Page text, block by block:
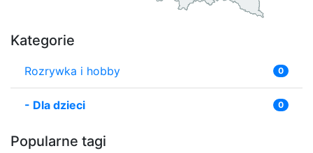
Kategorie
Rozrywka i hobby 0
- Dla dzieci 0
Popularne tagi